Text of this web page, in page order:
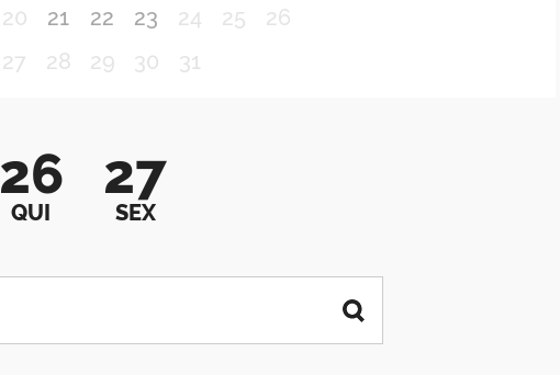
20
21 22 23 24 25
26
27
28 29 30 31
26
QUI
27
SEX